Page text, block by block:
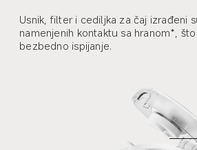
Usnik, filter i cediljka za čaj izrađeni
namenjenih kontaktu sa hranom*,
bezbedno ispijanje.